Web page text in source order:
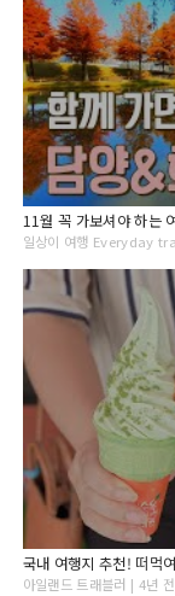
일상이 여행 Everyday
국내 여행지 추천!
아일랜드 트래블러 | 4년 전